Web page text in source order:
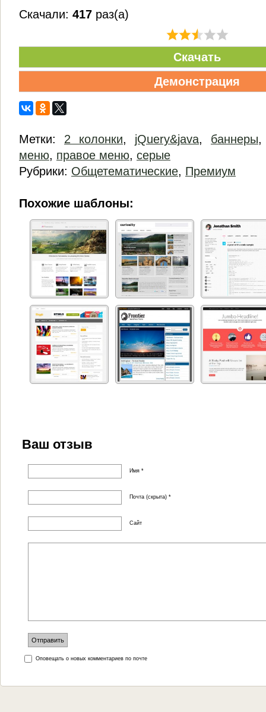
Скачали: 417 раз(а)
Скачать
Демонстрация
Метки: 2 колонки, jQuery&java, баннеры
меню, правое меню, серые
Рубрики: Общетематические, Премиум
Похожие шаблоны:
Ваш отзыв
Имя *
Почта (скрыта) *
Сайт
Оповещать о новых комментариев по почте